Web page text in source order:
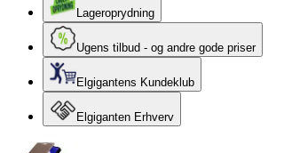
Lageroprydning
Ugens tilbud - og andre gode priser
Elgigantens Kundeklub
Elgiganten Erhverv